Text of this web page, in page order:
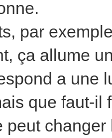
par
ça allume
a une
que faut-il
peut